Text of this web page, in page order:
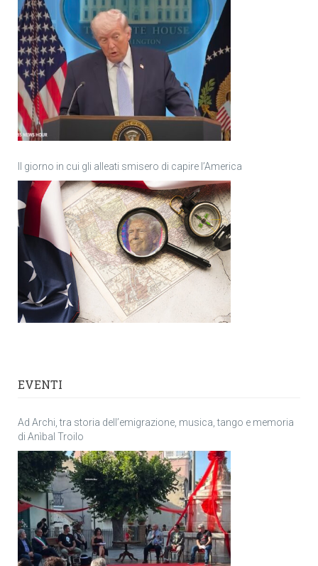
Il giorno in cui gli alleati smisero di capire l’America
EVENTI
Ad Archi, tra storia dell’emigrazione, musica, tango e memoria
di Anìbal Troilo